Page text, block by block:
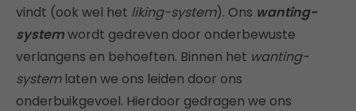
vindt (ook wel het liking-system). Ons wanting-
systemwordt gedreven door onderbewuste
verlangens en behoeften. Binnen het wanting-
systemlaten we ons leiden door ons
onderbuikgevoel. Hierdoor gedragen we ons